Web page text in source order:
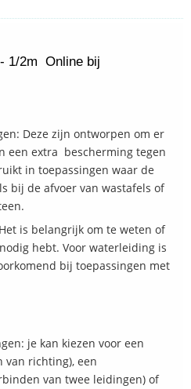
1/2m Online bij
Deze zijn ontworpen om er
een extra bescherming tegen
in toepassingen waar de
bij de afvoer van wastafels of
is belangrijk om te weten of
hebt. Voor waterleiding is
bij toepassingen met
je kan kiezen voor een
van richting), een
van twee leidingen) of